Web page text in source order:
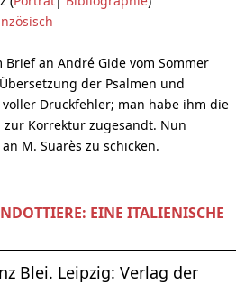
Brief an André Gide vom Sommer
der Psalmen und
Druckfehler; man habe ihm die
Korrektur zugesandt. Nun
M. Suarès zu schicken.
EINE ITALIENISCHE
Blei. Leipzig: Verlag der